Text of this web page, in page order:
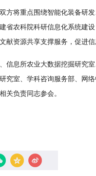
方将重点围绕智能化装备研
省农科院科研信息化系统建
献资源共享支撑服务，促进信
信息所农业大数据挖掘研究
究室、学科咨询服务部、网络
关负责同志参会。